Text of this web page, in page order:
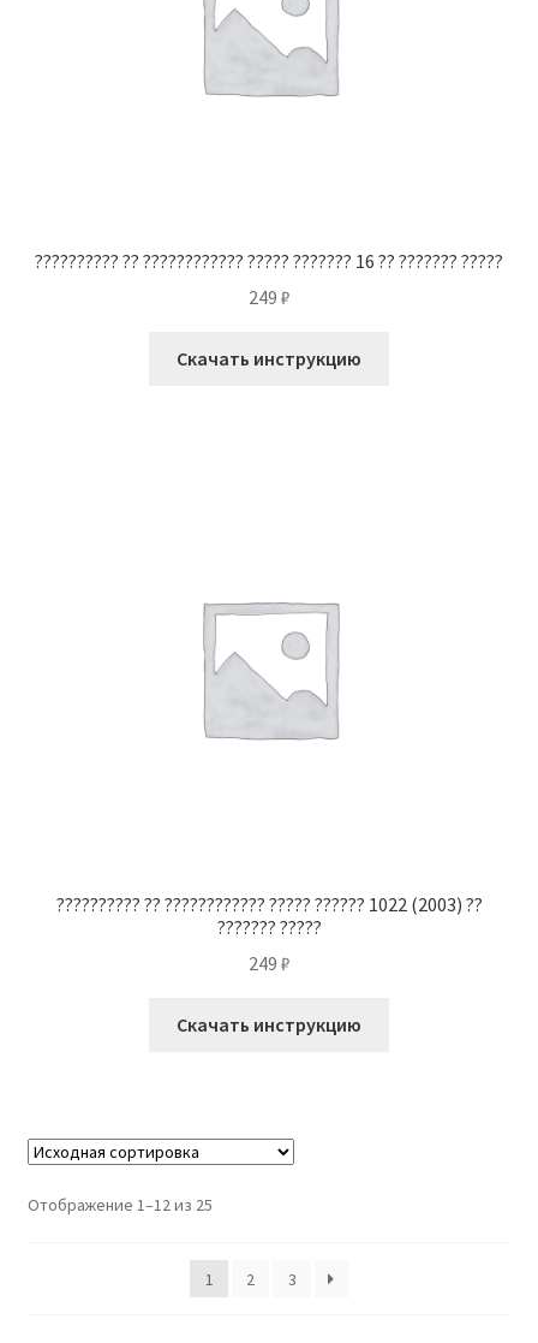
?????????? ?? ???????????? ????? ??????? 16 ?? ??????? ?????
249 ₽
Скачать инструкцию
?????????? ?? ???????????? ????? ?????? 1022 (2003) ??
??????? ?????
249 ₽
Скачать инструкцию
Отображение 1–12 из 25
1 2 3